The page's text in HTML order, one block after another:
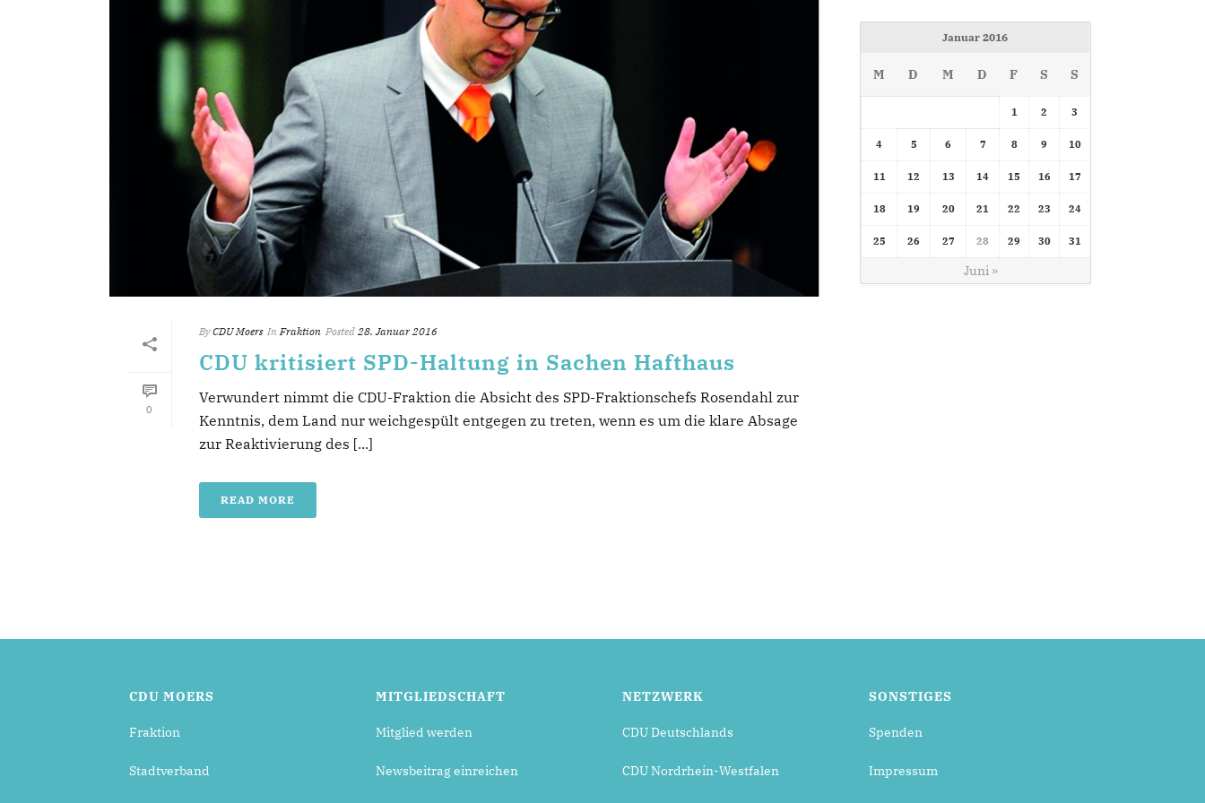
0
By CDU Moers In Fraktion Posted 28. Januar 2016
CDU kritisiert SPD-Haltung in Sachen Hafthaus
Verwundert nimmt die CDU-Fraktion die Absicht des SPD-Fraktionschefs Rosendahl zur
Kenntnis, dem Land nur weichgespült entgegen zu treten, wenn es um die klare Absage
zur Reaktivierung des [...]
READ MORE
Januar 2016
M D M D F S S
1 2 3
4 5 6 7 8 9 10
11 12 13 14 15 16 17
18 19 20 21 22 23 24
25 26 27 28 29 30 31
Juni »
CDU MOERS
Fraktion
Stadtverband
MITGLIEDSCHAFT
Mitglied werden
Newsbeitrag einreichen
NETZWERK
CDU Deutschlands
CDU Nordrhein-Westfalen
SONSTIGES
Spenden
Impressum